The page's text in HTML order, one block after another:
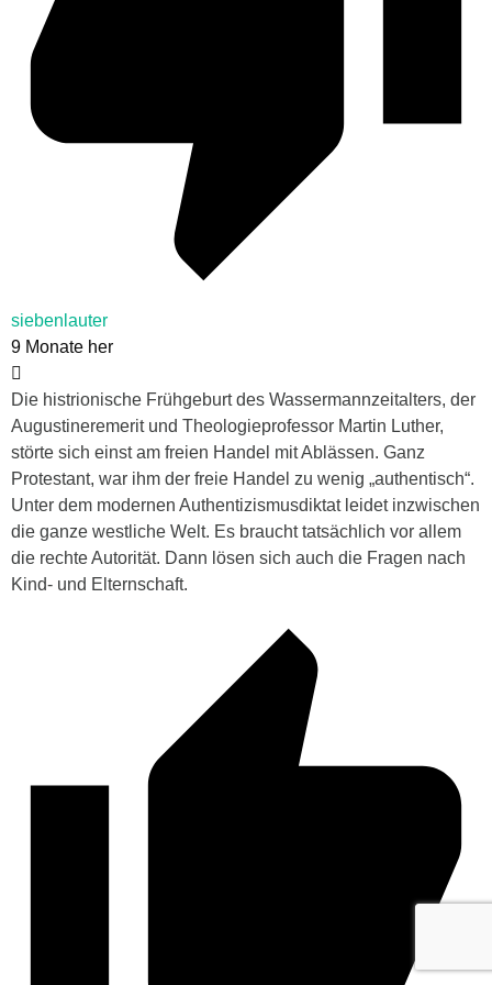
siebenlauter
9 Monate her
Die histrionische Frühgeburt des Wassermannzeitalters, der
Augustineremerit und Theologieprofessor Martin Luther,
störte sich einst am freien Handel mit Ablässen. Ganz
Protestant, war ihm der freie Handel zu wenig „authentisch“.
Unter dem modernen Authentizismusdiktat leidet inzwischen
die ganze westliche Welt. Es braucht tatsächlich vor allem
die rechte Autorität. Dann lösen sich auch die Fragen nach
Kind- und Elternschaft.